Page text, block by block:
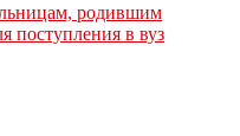
родившим
поступления в вуз